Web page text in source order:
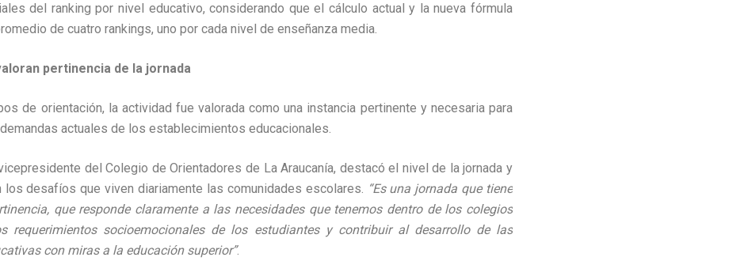
del ranking por nivel educativo, considerando que el cálculo actual y la nueva fórmula
de cuatro rankings, uno por cada nivel de enseñanza media.
pertinencia de la jornada
de orientación, la actividad fue valorada como una instancia pertinente y necesaria para
actuales de los establecimientos educacionales.
del Colegio de Orientadores de La Araucanía, destacó el nivel de la jornada y
los desafíos que viven diariamente las comunidades escolares. “Es una jornada que tiene
que responde claramente a las necesidades que tenemos dentro de los colegios
requerimientos socioemocionales de los estudiantes y contribuir al desarrollo de las
con miras a la educación superior”.